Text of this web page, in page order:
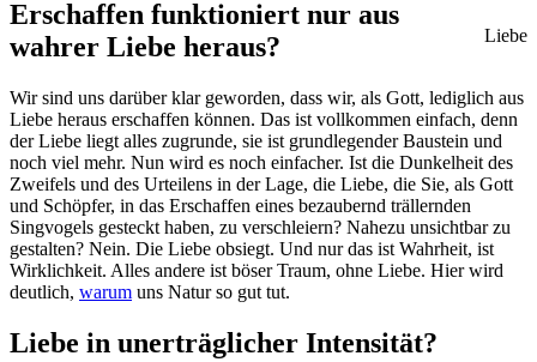
Liebe
Erschaffen funktioniert nur aus
wahrer Liebe heraus?
Wir sind uns darüber klar geworden, dass wir, als Gott, lediglich aus
Liebe heraus erschaffen können. Das ist vollkommen einfach, denn
der Liebe liegt alles zugrunde, sie ist grundlegender Baustein und
noch viel mehr. Nun wird es noch einfacher. Ist die Dunkelheit des
Zweifels und des Urteilens in der Lage, die Liebe, die Sie, als Gott
und Schöpfer, in das Erschaffen eines bezaubernd trällernden
Singvogels gesteckt haben, zu verschleiern? Nahezu unsichtbar zu
gestalten? Nein. Die Liebe obsiegt. Und nur das ist Wahrheit, ist
Wirklichkeit. Alles andere ist böser Traum, ohne Liebe. Hier wird
deutlich, warum uns Natur so gut tut.
Liebe in unerträglicher Intensität?